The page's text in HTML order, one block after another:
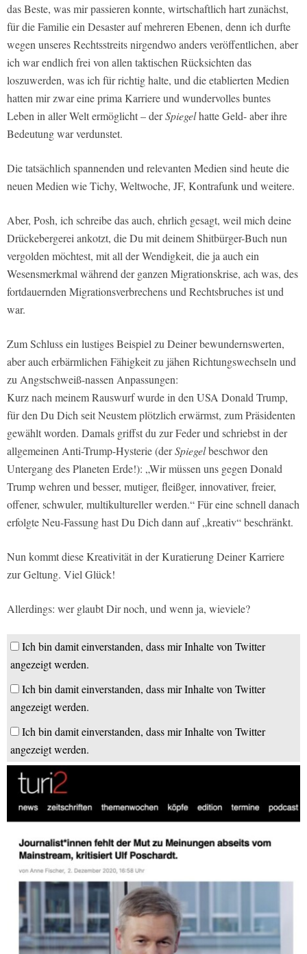
das Beste, was mir passieren konnte, wirtschaftlich hart zunächst,
für die Familie ein Desaster auf mehreren Ebenen, denn ich durfte
wegen unseres Rechtsstreits nirgendwo anders veröffentlichen, aber
ich war endlich frei von allen taktischen Rücksichten das
loszuwerden, was ich für richtig halte, und die etablierten Medien
hatten mir zwar eine prima Karriere und wundervolles buntes
Leben in aller Welt ermöglicht – derSpiegelhatte Geld- aber ihre
Bedeutung war verdunstet.
Die tatsächlich spannenden und relevanten Medien sind heute die
neuen Medien wie Tichy, Weltwoche, JF, Kontrafunk und weitere.
Aber, Posh, ich schreibe das auch, ehrlich gesagt, weil mich deine
Drückebergerei ankotzt, die Du mit deinem Shitbürger-Buch nun
vergolden möchtest, mit all der Wendigkeit, die ja auch ein
Wesensmerkmal während der ganzen Migrationskrise, ach was, des
fortdauernden Migrationsverbrechens und Rechtsbruches ist und
war.
Zum Schluss ein lustiges Beispiel zu Deiner bewundernswerten,
aber auch erbärmlichen Fähigkeit zu jähen Richtungswechseln und
zu Angstschweiß-nassen Anpassungen:
Kurz nach meinem Rauswurf wurde in den USA Donald Trump,
für den Du Dich seit Neustem plötzlich erwärmst, zum Präsidenten
gewählt worden. Damals griffst du zur Feder und schriebst in der
allgemeinen Anti-Trump-Hysterie (derSpiegelbeschwor den
Untergang des Planeten Erde!): „Wir müssen uns gegen Donald
Trump wehren und besser, mutiger, fleißger, innovativer, freier,
offener, schwuler, multikultureller werden.“ Für eine schnell danach
erfolgte Neu-Fassung hast Du Dich dann auf „kreativ“ beschränkt.
Nun kommt diese Kreativität in der Kuratierung Deiner Karriere
zur Geltung. Viel Glück!
Allerdings: wer glaubt Dir noch, und wenn ja, wieviele?
Ich bin damit einverstanden, dass mir Inhalte von Twitter
angezeigt werden.
Ich bin damit einverstanden, dass mir Inhalte von Twitter
angezeigt werden.
Ich bin damit einverstanden, dass mir Inhalte von Twitter
angezeigt werden.